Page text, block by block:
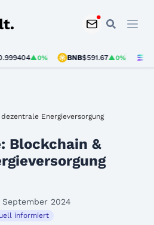
▲0% BNB$591.67▲0% SOL
Energieversorgung
Blockchain &
2024
informiert